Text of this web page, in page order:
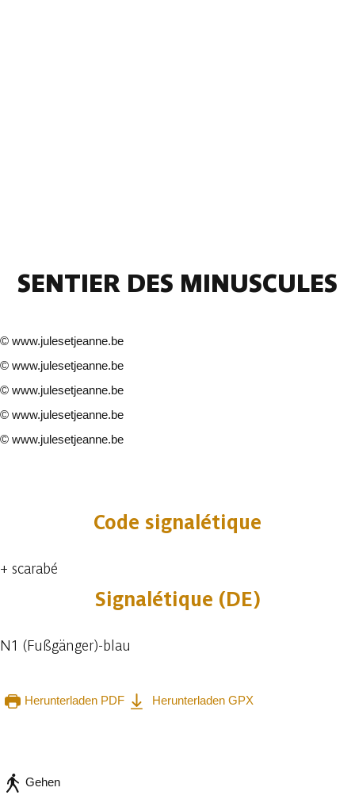
SENTIER DES MINUSCULES
© www.julesetjeanne.be
© www.julesetjeanne.be
© www.julesetjeanne.be
© www.julesetjeanne.be
© www.julesetjeanne.be
Code signalétique
+ scarabé
Signalétique (DE)
N1 (Fußgänger)-blau
Herunterladen PDF
Herunterladen GPX
Gehen